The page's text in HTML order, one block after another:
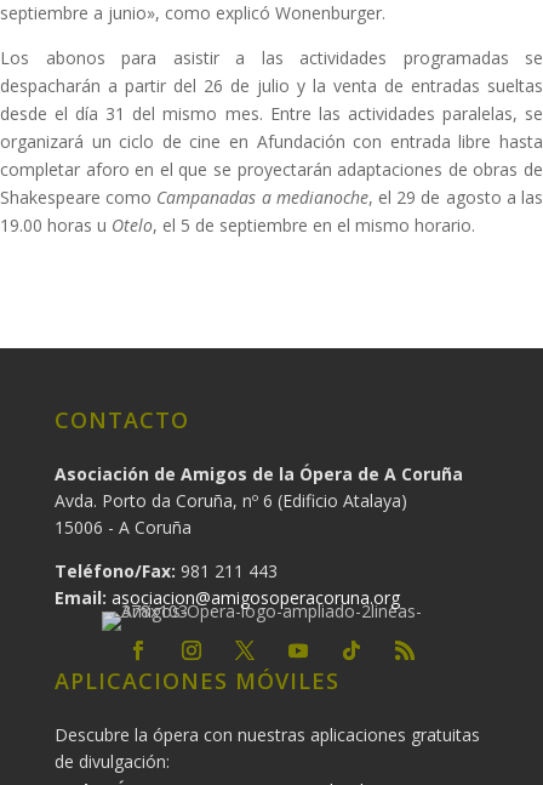
septiembre a junio», como explicó Wonenburger.
Los abonos para asistir a las actividades programadas se
despacharán a partir del 26 de julio y la venta de entradas sueltas
desde el día 31 del mismo mes. Entre las actividades paralelas, se
organizará un ciclo de cine en Afundación con entrada libre hasta
completar aforo en el que se proyectarán adaptaciones de obras de
Shakespeare como Campanadas a medianoche, el 29 de agosto a las
19.00 horas u Otelo, el 5 de septiembre en el mismo horario.
CONTACTO
Asociación de Amigos de la Ópera de A Coruña
Avda. Porto da Coruña, nº 6 (Edificio Atalaya)
15006 - A Coruña
Teléfono/Fax: 981 211 443
Email: asociacion@amigosoperacoruna.org
APLICACIONES MÓVILES
Descubre la ópera con nuestras aplicaciones gratuitas
de divulgación: